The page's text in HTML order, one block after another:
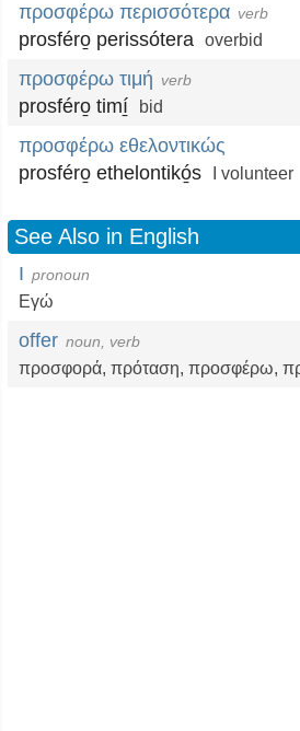
προσφέρω περισσότερα verb
prosféro̱ perissótera overbid
προσφέρω τιμή verb
prosféro̱ timí̱ bid
προσφέρω εθελοντικώς
prosféro̱ ethelontikó̱s
I volunteer
See Also in English
I pronoun
Εγώ
offer noun, verb
προσφορά, πρόταση, προσφέρω,